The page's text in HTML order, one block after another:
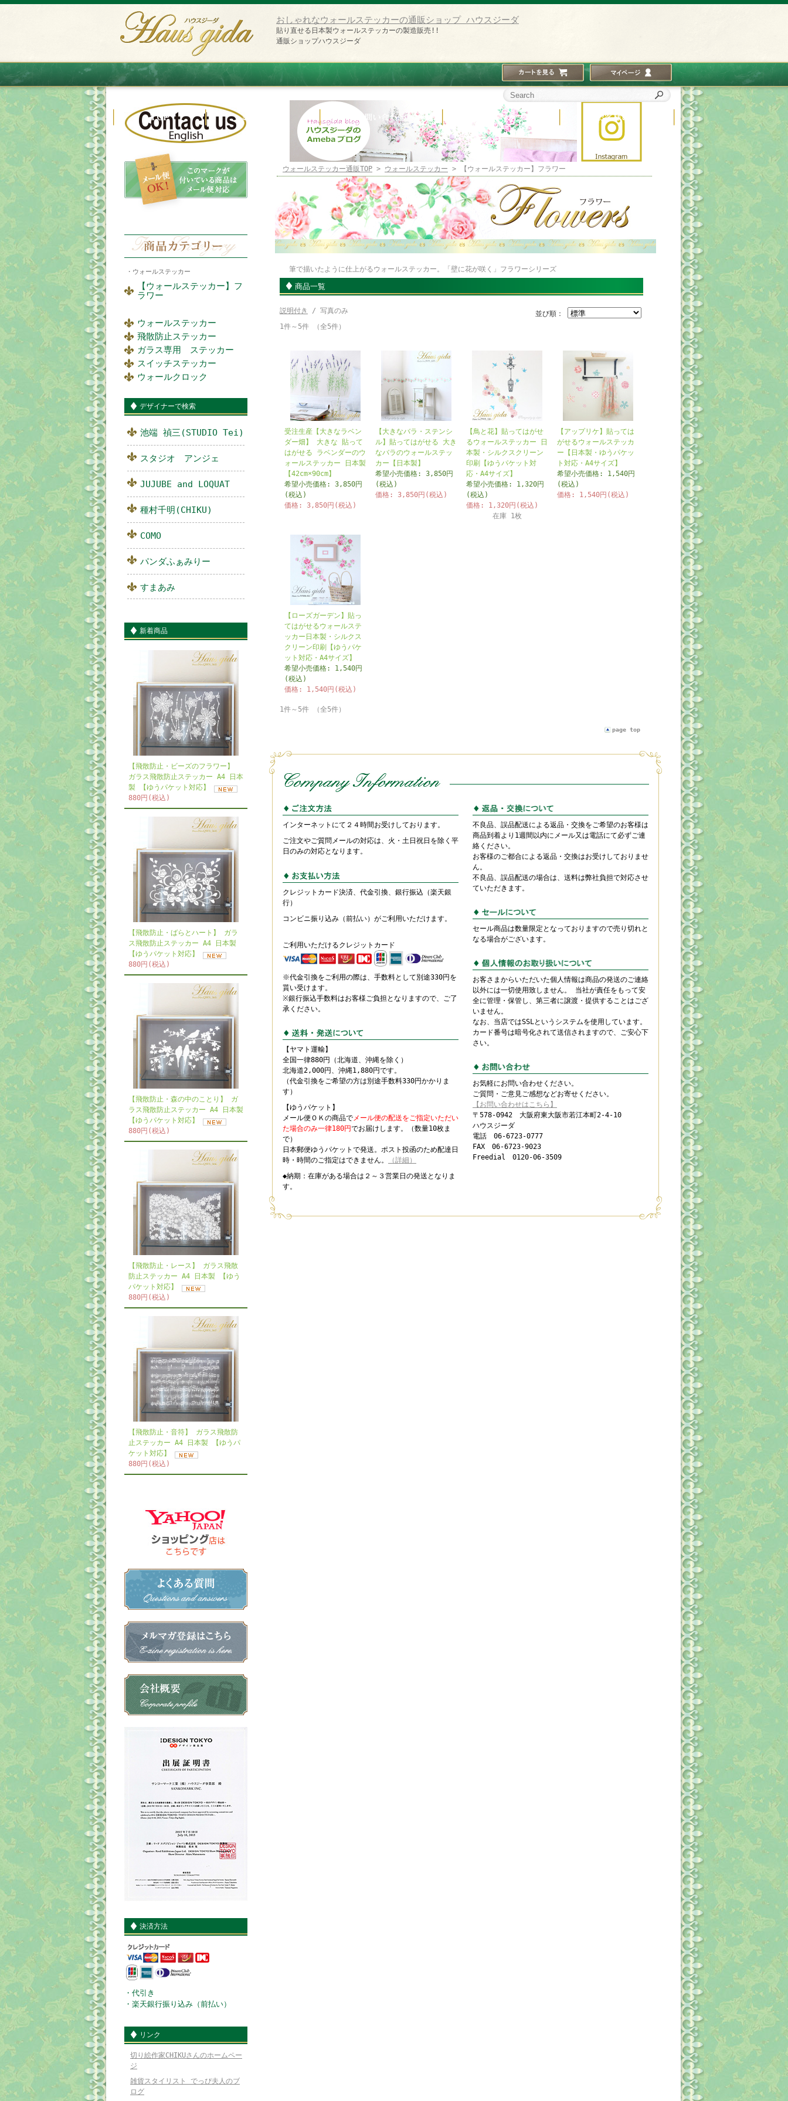
おしゃれなウォールステッカーの通販ショップ ハウスジーダ
貼り直せる日本製ウォールステッカーの製造販売!!
通販ショップハウスジーダ
ウォールステッカー
【ウォールステッカー】フ
ラワー
ウォールステッカー
飛散防止ステッカー
ガラス専用 ステッカー
スイッチステッカー
ウォールクロック
デザイナーで検索
池端 禎三(STUDIO Tei)
スタジオ アンジェ
JUJUBE and LOQUAT
種村千明(CHIKU)
COMO
パンダふぁみりー
すまあみ
新着商品
【飛散防止・ビーズのフラワー】
ガラス飛散防止ステッカー A4 日本
製 【ゆうパケット対応】
880円(税込)
【飛散防止・ばらとハート】 ガラ
ス飛散防止ステッカー A4 日本製
【ゆうパケット対応】
880円(税込)
【飛散防止・森の中のことり】 ガ
ラス飛散防止ステッカー A4 日本製
【ゆうパケット対応】
880円(税込)
【飛散防止・レース】 ガラス飛散
防止ステッカー A4 日本製 【ゆう
パケット対応】
880円(税込)
【飛散防止・音符】 ガラス飛散防
止ステッカー A4 日本製 【ゆうパ
ケット対応】
880円(税込)
決済方法
・代引き
・楽天銀行振り込み（前払い）
リンク
切り絵作家CHIKUさんのホームペー
ジ
雑貨スタイリスト でっぴ夫人のブ
ログ
ウォールステッカー通販TOP > ウォールステッカー > 【ウォールステッカー】フラワー
筆で描いたように仕上がるウォールステッカー。「壁に花が咲く」フラワーシリーズ
商品一覧
並び順：
説明付き
/ 写真のみ
1件～5件 （全5件）
受注生産【大きなラベン
ダー畑】 大きな 貼って
はがせる ラベンダーのウ
ォールステッカー 日本製
【42cm×90cm】
希望小売価格: 3,850円
(税込)
価格: 3,850円(税込)
【大きなバラ・ステンシ
ル】貼ってはがせる 大き
なバラのウォールステッ
カー【日本製】
希望小売価格: 3,850円
(税込)
価格: 3,850円(税込)
【鳥と花】貼ってはがせ
るウォールステッカー 日
本製・シルクスクリーン
印刷【ゆうパケット対
応・A4サイズ】
希望小売価格: 1,320円
(税込)
価格: 1,320円(税込)
在庫 1枚
【アップリケ】貼っては
がせるウォールステッカ
ー【日本製・ゆうパケッ
ト対応・A4サイズ】
希望小売価格: 1,540円
(税込)
価格: 1,540円(税込)
【ローズガーデン】貼っ
てはがせるウォールステ
ッカー日本製・シルクス
クリーン印刷【ゆうパケ
ット対応・A4サイズ】
希望小売価格: 1,540円
(税込)
価格: 1,540円(税込)
1件～5件 （全5件）
page top
インターネットにて２４時間お受けしております。
ご注文やご質問メールの対応は、火・土日祝日を除く平
日のみの対応となります。
クレジットカード決済、代金引換、銀行振込（楽天銀
行）
コンビニ振り込み（前払い）がご利用いただけます。
ご利用いただけるクレジットカード
※代金引換をご利用の際は、手数料として別途330円を
貰い受けます。
※銀行振込手数料はお客様ご負担となりますので、ご了
承ください。
【ヤマト運輸】
全国一律880円（北海道、沖縄を除く）
北海道2,000円、沖縄1,880円です。
（代金引換をご希望の方は別途手数料330円かかりま
す）
【ゆうパケット】
メール便ＯＫの商品でメール便の配送をご指定いただい
た場合のみ一律180円でお届けします。（数量10枚ま
で）
日本郵便ゆうパケットで発送。ポスト投函のため配達日
時・時間のご指定はできません。
（詳細）
◆納期：在庫がある場合は２～３営業日の発送となりま
す。
不良品、誤品配送による返品・交換をご希望のお客様は
商品到着より1週間以内にメール又は電話にて必ずご連
絡ください。
お客様のご都合による返品・交換はお受けしておりませ
ん。
不良品、誤品配送の場合は、送料は弊社負担で対応させ
ていただきます。
セール商品は数量限定となっておりますので売り切れと
なる場合がございます。
お客さまからいただいた個人情報は商品の発送のご連絡
以外には一切使用致しません。 当社が責任をもって安
全に管理・保管し、第三者に譲渡・提供することはござ
いません。
なお、当店ではSSLというシステムを使用しています。
カード番号は暗号化されて送信されますので、ご安心下
さい。
お気軽にお問い合わせください。
ご質問・ご意見ご感想などお寄せください。
【お問い合わせはこちら】
〒578-0942 大阪府東大阪市若江本町2-4-10
ハウスジーダ
電話 06-6723-0777
FAX 06-6723-9023
Freedial 0120-06-3509